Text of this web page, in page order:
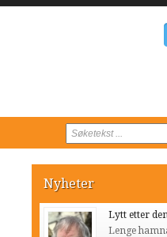
Nyheter
Lytt etter
Lenge